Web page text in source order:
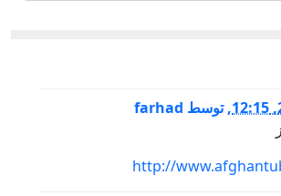
,توسط farhad
http://